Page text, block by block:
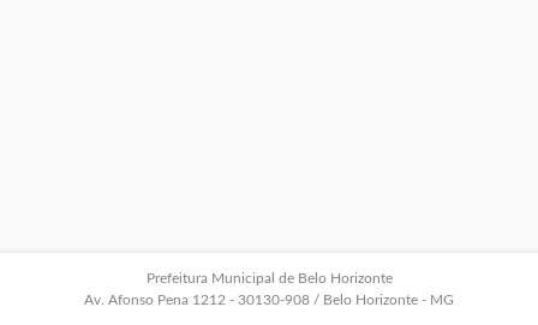
Prefeitura Municipal de Belo Horizonte
Av. Afonso Pena 1212 - 30130-908 / Belo Horizonte - MG